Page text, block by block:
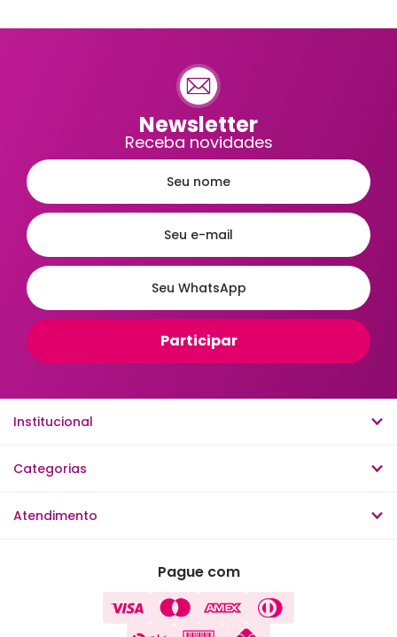
Newsletter
Receba novidades
Institucional
Categorias
Atendimento
Pague com